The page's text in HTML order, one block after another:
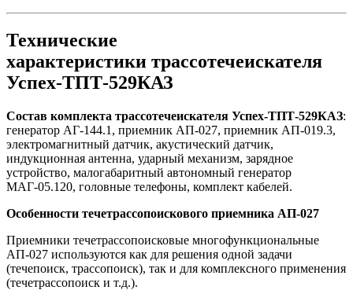
Технические
характеристики трассотечеискателя
Успех-ТПТ-529КАЗ
Состав комплекта трассотечеискателя Успех-ТПТ-529КАЗ:
генератор АГ-144.1, приемник АП-027, приемник АП-019.3,
электромагнитный датчик, акустический датчик,
индукционная антенна, ударный механизм, зарядное
устройство, малогабаритный автономный генератор
МАГ-05.120, головные телефоны, комплект кабелей.
Особенности течетрассопоискового приемника АП-027
Приемники течетрассопоисковые многофункциональные
АП-027 используются как для решения одной задачи
(течепоиск, трассопоиск), так и для комплексного применения
(течетрассопоиск и т.д.).